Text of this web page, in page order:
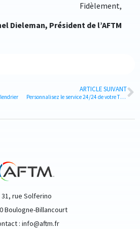
Fidèlement,
Dieleman, Président de l’AFTM
ARTICLE SUIVANT
Personnalisez le service 24/24 de votre TMC !
31, rue Solferino
Boulogne-Billancourt
: info@aftm.fr